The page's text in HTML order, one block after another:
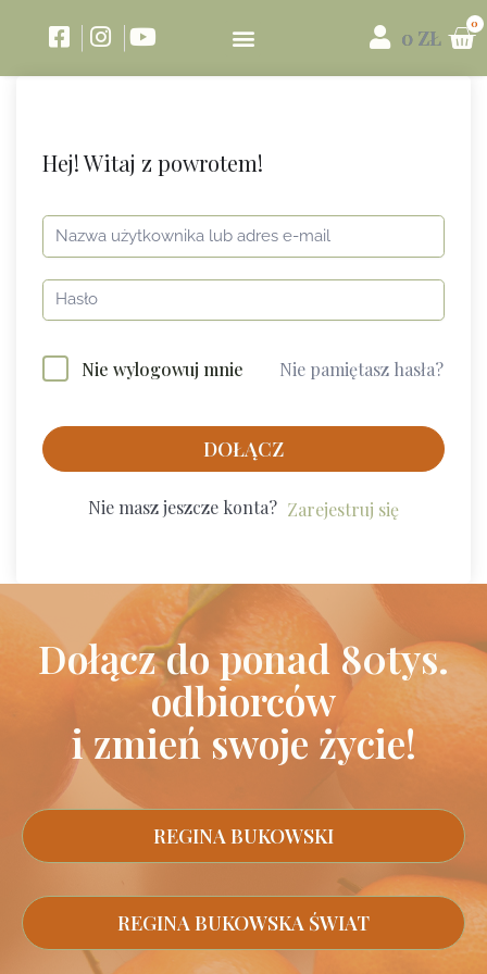
0 ZŁ
Hej! Witaj z powrotem!
Nie wylogowuj mnie Nie pamiętasz hasła?
DOŁĄCZ
Nie masz jeszcze konta? Zarejestruj się
Dołącz do ponad 80tys.
odbiorców
i zmień swoje życie!
REGINA BUKOWSKI
REGINA BUKOWSKA ŚWIAT